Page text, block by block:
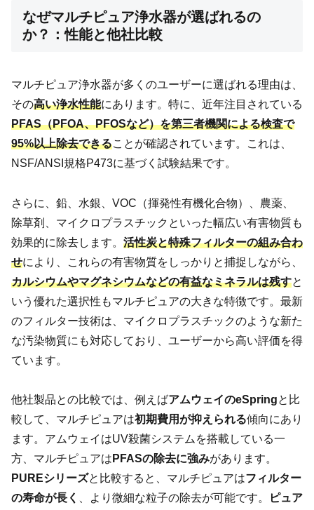
なぜマルチピュア浄水器が選ばれるの
か？：性能と他社比較
マルチピュア浄水器が多くのユーザーに選ばれる理由は、
その高い浄水性能にあります。特に、近年注目されている
PFAS（PFOA、PFOSなど）を第三者機関による検査で
95%以上除去できることが確認されています。これは、
NSF/ANSI規格P473に基づく試験結果です。
さらに、鉛、水銀、VOC（揮発性有機化合物）、農薬、
除草剤、マイクロプラスチックといった幅広い有害物質も
効果的に除去します。 活性炭と特殊フィルターの組み合わ
せにより、これらの有害物質をしっかりと捕捉しながら、
カルシウムやマグネシウムなどの有益なミネラルは残すと
いう優れた選択性もマルチピュアの大きな特徴です。最新
のフィルター技術は、マイクロプラスチックのような新た
な汚染物質にも対応しており、ユーザーから高い評価を得
ています。
他社製品との比較では、例えばアムウェイのeSpringと比
較して、マルチピュアは初期費用が抑えられる傾向にあり
ます。アムウェイはUV殺菌システムを搭載している一
方、マルチピュアは PFASの除去に強みがあります。
PUREシリーズと比較すると、マルチピュアはフィルター
の寿命が長く 、より微細な粒子の除去が可能です。
ピュア